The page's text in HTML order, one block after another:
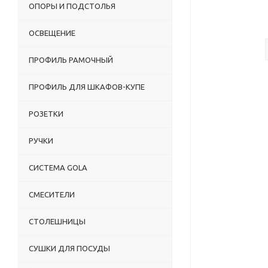
ОПОРЫ И ПОДСТОЛЬЯ
ОСВЕЩЕНИЕ
ПРОФИЛЬ РАМОЧНЫЙ
ПРОФИЛЬ ДЛЯ ШКАФОВ-КУПЕ
РОЗЕТКИ
РУЧКИ
СИСТЕМА GOLA
СМЕСИТЕЛИ
СТОЛЕШНИЦЫ
СУШКИ ДЛЯ ПОСУДЫ